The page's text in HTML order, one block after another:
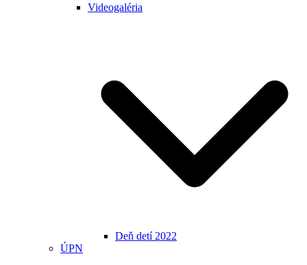
Videogaléria
Deň detí 2022
ÚPN